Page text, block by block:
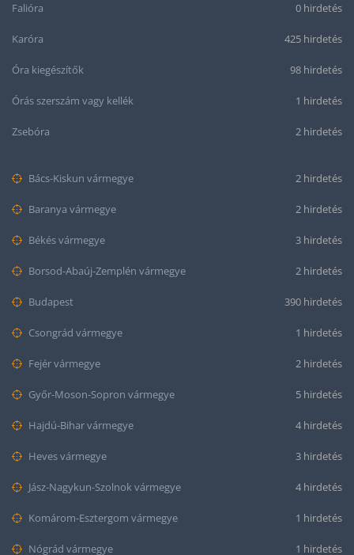
Falióra 0 hirdetés
Karóra 425 hirdetés
Óra kiegészítők 98 hirdetés
Órás szerszám vagy kellék 1 hirdetés
Zsebóra 2 hirdetés
Bács-Kiskun vármegye 2 hirdetés
Baranya vármegye 2 hirdetés
Békés vármegye 3 hirdetés
Borsod-Abaúj-Zemplén vármegye 2 hirdetés
Budapest 390 hirdetés
Csongrád vármegye 1 hirdetés
Fejér vármegye 2 hirdetés
Győr-Moson-Sopron vármegye 5 hirdetés
Hajdú-Bihar vármegye 4 hirdetés
Heves vármegye 3 hirdetés
Jász-Nagykun-Szolnok vármegye 4 hirdetés
Komárom-Esztergom vármegye 1 hirdetés
Nógrád vármegye 1 hirdetés